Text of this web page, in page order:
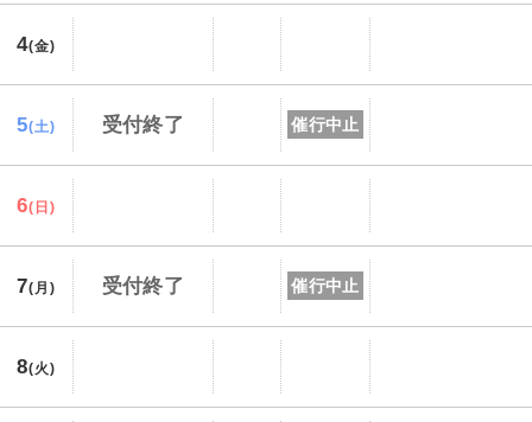
4(金)
5(土) 受付終了 催行中止
6(日)
7(月) 受付終了 催行中止
8(火)